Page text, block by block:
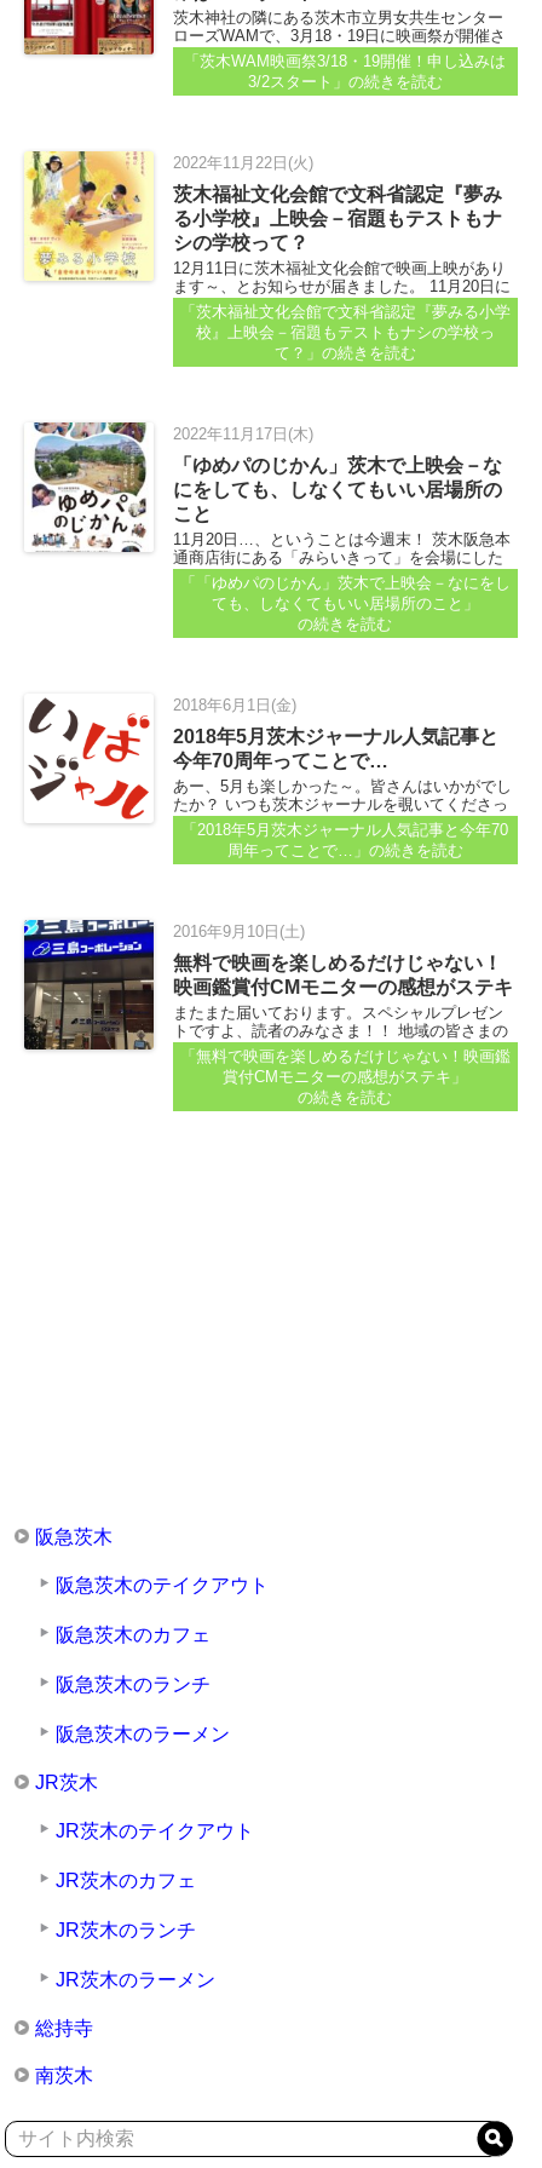
茨木神社の隣にある茨木市立男女共生センター
ローズWAMで、3月18・19日に映画祭が開催さ
れます！ 鑑賞はなんと、無料。 どなたでも参加
できますよ～！お早めにお申し込みを...
「茨木WAM映画祭3/18・19開催！申し込みは
3/2スタート」 の続きを読む
2022年11月22日(火)
茨木福祉文化会館で文科省認定『夢み
る小学校』上映会－宿題もテストもナ
シの学校って？
12月11日に茨木福祉文化会館で映画上映があり
ます～、とお知らせが届きました。 11月20日に
映画上映会を実施した「カラフル＠トーキョ
ー」さんが主催。今度は「宿題なし、テストな
し、先生もいない学校」のドキュメンタリー映
「茨木福祉文化会館で文科省認定『夢みる小学
校』上映会－宿題もテストもナシの学校っ
て？」 の続きを読む
2022年11月17日(木)
「ゆめパのじかん」茨木で上映会－な
にをしても、しなくてもいい居場所の
こと
11月20日…、ということは今週末！ 茨木阪急本
通商店街にある「みらいきって」を会場にした
イベントがあります。 ちょっと前に「主婦のチ
ャレンジ応援フェスタ」開催をいばジャルでも
紹介していますが、同じ会場です...
「「ゆめパのじかん」茨木で上映会－なにをし
ても、しなくてもいい居場所のこと」
の続きを読む
2018年6月1日(金)
2018年5月茨木ジャーナル人気記事と
今年70周年ってことで…
あー、5月も楽しかった～。皆さんはいかがでし
たか？ いつも茨木ジャーナルを覗いてくださっ
て、ありがとうございます。2018年5月に多くの
方が読んでくださった記事を、ちょこっと紹介
します。 そうだ...
「2018年5月茨木ジャーナル人気記事と今年70
周年ってことで…」 の続きを読む
2016年9月10日(土)
無料で映画を楽しめるだけじゃない！
映画鑑賞付CMモニターの感想がステキ
またまた届いております。スペシャルプレゼン
トですよ、読者のみなさま！！ 地域の皆さまの
住まいに関する相談所、三島コーポレーション
さんから「情報はココ」へメッセージが届いて
いるので、紹介します...
「無料で映画を楽しめるだけじゃない！映画鑑
賞付CMモニターの感想がステキ」
の続きを読む
阪急茨木
阪急茨木のテイクアウト
阪急茨木のカフェ
阪急茨木のランチ
阪急茨木のラーメン
JR茨木
JR茨木のテイクアウト
JR茨木のカフェ
JR茨木のランチ
JR茨木のラーメン
総持寺
南茨木